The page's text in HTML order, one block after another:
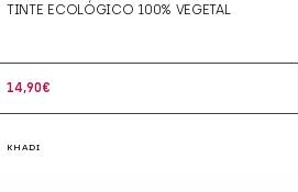
TINTE ECOLÓGICO 100% VEGETAL
14,90€
KHADI